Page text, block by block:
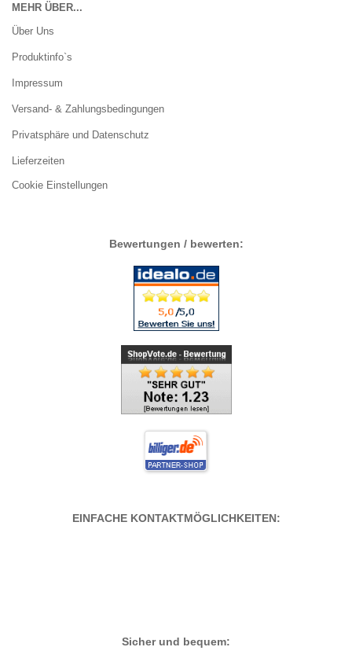
MEHR ÜBER...
Über Uns
Produktinfo`s
Impressum
Versand- & Zahlungsbedingungen
Privatsphäre und Datenschutz
Lieferzeiten
Cookie Einstellungen
Bewertungen / bewerten:
EINFACHE KONTAKTMÖGLICHKEITEN:
Sicher und bequem: